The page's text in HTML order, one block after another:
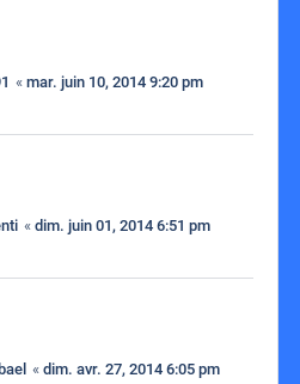
« mar. juin 10, 2014 9:20 pm
« dim. juin 01, 2014 6:51 pm
« dim. avr. 27, 2014 6:05 pm